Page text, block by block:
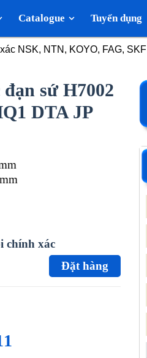
Catalogue Tuyển dụng
NSK, NTN, KOYO, FAG, SKF
sứ H7002
DTA JP
chính xác
Đặt hàng